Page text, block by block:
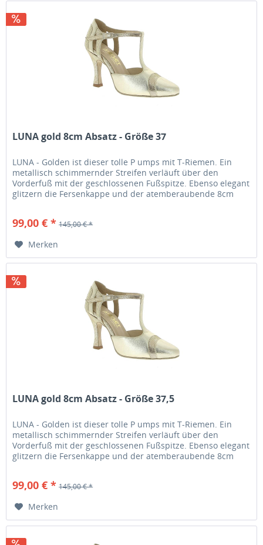
LUNA gold 8cm Absatz - Größe 37
LUNA - Golden ist dieser tolle P umps mit T-Riemen. Ein
metallisch schimmernder Streifen verläuft über den
Vorderfuß mit der geschlossenen Fußspitze. Ebenso elegant
glitzern die Fersenkappe und der atemberaubende 8cm
99,00 € * 145,00 € *
Merken
LUNA gold 8cm Absatz - Größe 37,5
LUNA - Golden ist dieser tolle P umps mit T-Riemen. Ein
metallisch schimmernder Streifen verläuft über den
Vorderfuß mit der geschlossenen Fußspitze. Ebenso elegant
glitzern die Fersenkappe und der atemberaubende 8cm
99,00 € * 145,00 € *
Merken